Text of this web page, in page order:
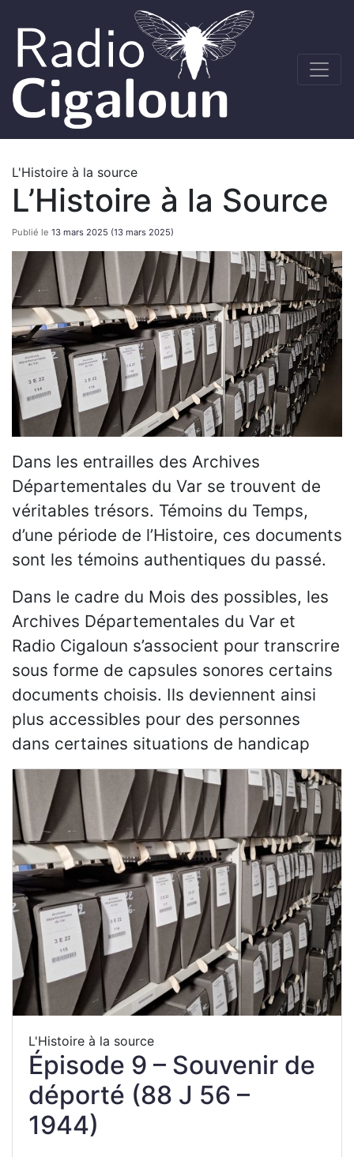
L'Histoire à la source
L’Histoire à la Source
Publié le 13 mars 2025 (13 mars 2025)
Dans les entrailles des Archives
Départementales du Var se trouvent de
véritables trésors. Témoins du Temps,
d’une période de l’Histoire, ces documents
sont les témoins authentiques du passé.
Dans le cadre du Mois des possibles, les
Archives Départementales du Var et
Radio Cigaloun s’associent pour transcrire
sous forme de capsules sonores certains
documents choisis. Ils deviennent ainsi
plus accessibles pour des personnes
dans certaines situations de handicap
L'Histoire à la source
Épisode 9 – Souvenir de
déporté (88 J 56 –
1944)